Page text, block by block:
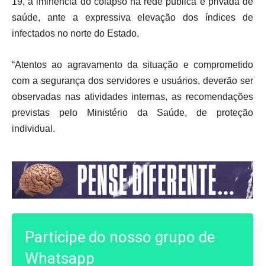
saúde, ante a expressiva elevação dos índices de
infectados no norte do Estado.
“Atentos ao agravamento da situação e comprometido
com a segurança dos servidores e usuários, deverão ser
observadas nas atividades internas, as recomendações
previstas pelo Ministério da Saúde, de proteção
individual.
Participe do nosso grupo de
Whatsapp